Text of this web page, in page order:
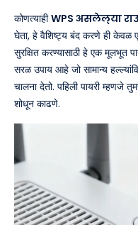
कोणत्याहीWPS असलेल्या
घेता, हे वैशिष्ट्य बंद करणे ही केवळ
सुरक्षित करण्यासाठी हे एक मूलभूत
सरळ उपाय आहे जो सामान्य
चालना देतो. पहिली पायरी म्हणजे
शोधून काढणे.